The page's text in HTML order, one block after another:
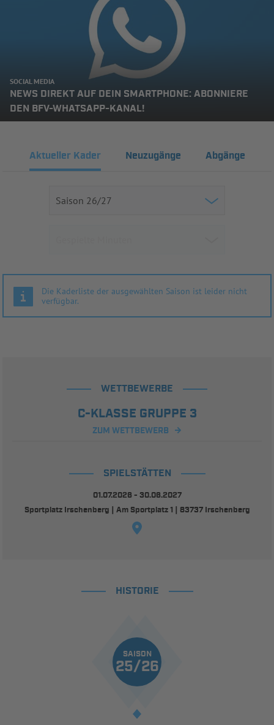
SOCIAL MEDIA
NEWS DIREKT AUF DEIN SMARTPHONE: ABONNIERE
DEN BFV-WHATSAPP-KANAL!
Aktueller Kader Neuzugänge Abgänge
Die Kaderliste der ausgewählten Saison ist leider nicht
verfügbar.
WETTBEWERBE
C-KLASSE GRUPPE 3
ZUM WETTBEWERB
SPIELSTÄTTEN
01.07.2026 - 30.06.2027
Sportplatz Irschenberg | Am Sportplatz 1 | 83737 Irschenberg
HISTORIE
SAISON
25/26